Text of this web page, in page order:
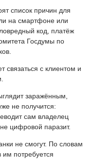
список причин для
на смартфоне или
код, платёж
Госдумы по
связаться с клиентом и
заражённым,
не получится:
сам владелец
цифровой паразит.
не смогут. По словам
им потребуется